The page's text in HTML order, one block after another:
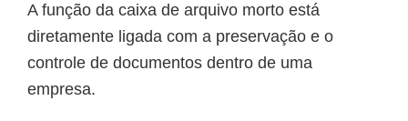
A função da caixa de arquivo morto está
diretamente ligada com a preservação e o
controle de documentos dentro de uma
empresa.